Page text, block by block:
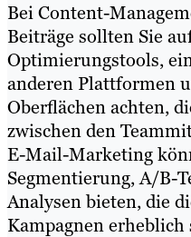
Bei Content-
Beiträge sollten Sie
Optimierungstools,
anderen Plattformen
Oberflächen achten,
zwischen den
E-Mail-Marketing
Segmentierung, A/B-
Analysen bieten, die
Kampagnen erheblich